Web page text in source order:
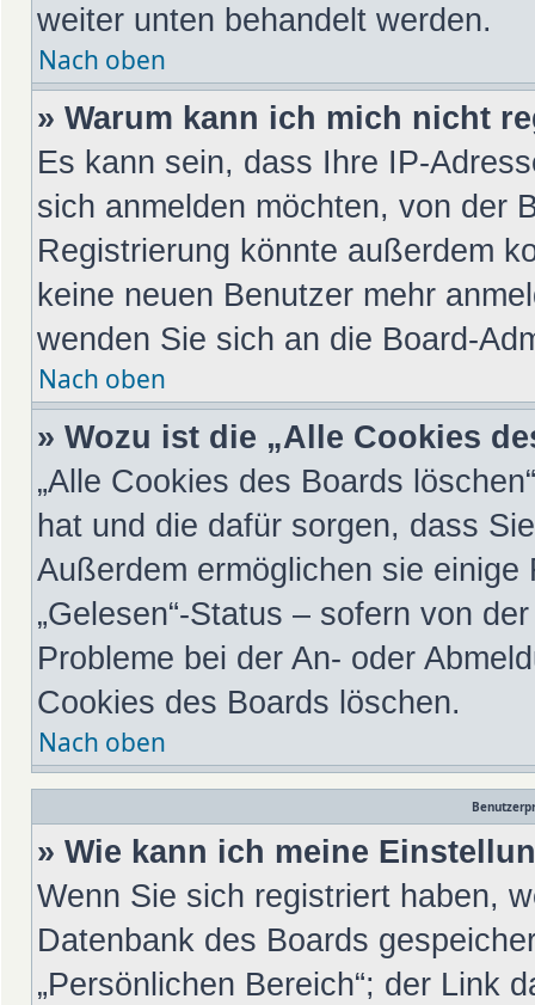
weiter unten behandelt werden.
Nach oben
» Warum kann ich mich nicht
Es kann sein, dass Ihre IP-
sich anmelden möchten, von der
Registrierung könnte außerdem
keine neuen Benutzer mehr
wenden Sie sich an die Board-
Nach oben
» Wozu ist die „Alle Cookies
„Alle Cookies des Boards
hat und die dafür sorgen, dass
Außerdem ermöglichen sie
„Gelesen“-Status – sofern von
Probleme bei der An- oder
Cookies des Boards löschen.
Nach oben
» Wie kann ich meine
Wenn Sie sich registriert haben,
Datenbank des Boards
„Persönlichen Bereich“; der Link